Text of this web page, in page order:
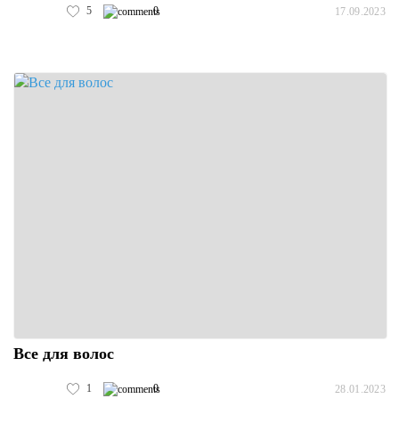
5 0 17.09.2023
Все для волос
1 0 28.01.2023